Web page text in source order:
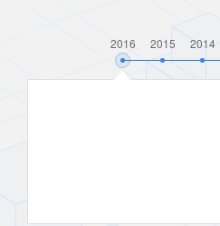
2016 2015 2014